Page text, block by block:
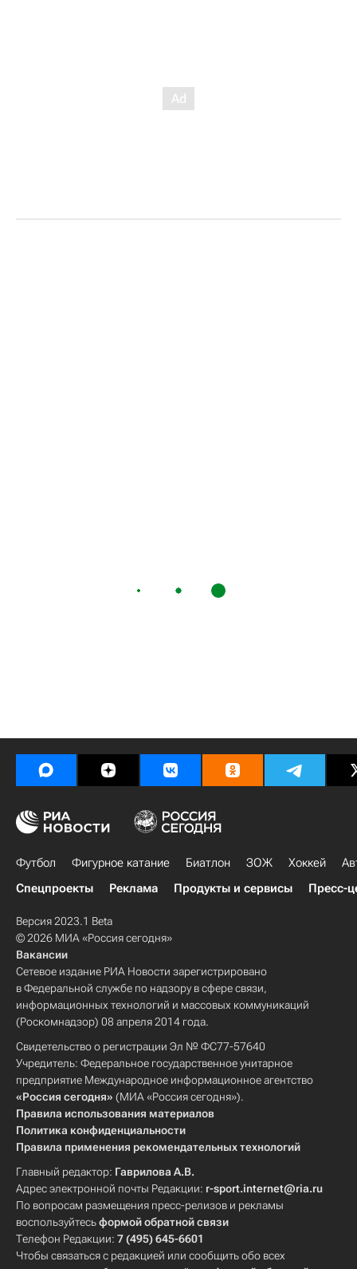
Футбол Фигурное катание Биатлон ЗОЖ Хоккей
Спецпроекты
Реклама Продукты и сервисы Пресс-
Версия 2023.1 Beta
© 2026 МИА «Россия сегодня»
Вакансии
Сетевое издание РИА Новости зарегистрировано
в Федеральной службе по надзору в сфере связи,
информационных технологий и массовых коммуникаций
(Роскомнадзор) 08 апреля 2014 года.
Свидетельство о регистрации Эл № ФС77-57640
Учредитель: Федеральное государственное унитарное
предприятие Международное информационное агентство
«Россия сегодня» (МИА «Россия сегодня»).
Правила использования материалов
Политика конфиденциальности
Правила применения рекомендательных технологий
Главный редактор: Гаврилова А.В.
Адрес электронной почты Редакции: r-sport.internet@ria.ru
По вопросам размещения пресс-релизов и рекламы
воспользуйтесьформой обратной связи
Телефон Редакции: 7 (495) 645-6601
Чтобы связаться с редакцией или сообщить обо всех